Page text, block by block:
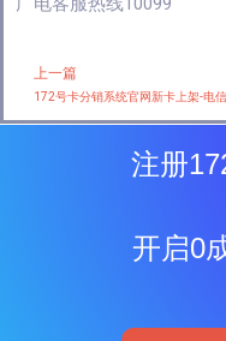
Prev
上一篇
注册
开启0